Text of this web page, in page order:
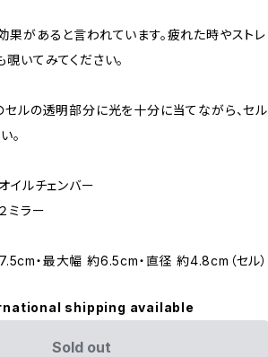
があると言われています。疲れた時やストレ
いてみてください。
ルの透明部分に光を十分に当てながら、セル
。
イルチェンバー
ミラー
・最大幅 約6.5cm・直径 約4.8cm（セル）
shipping available
Sold out